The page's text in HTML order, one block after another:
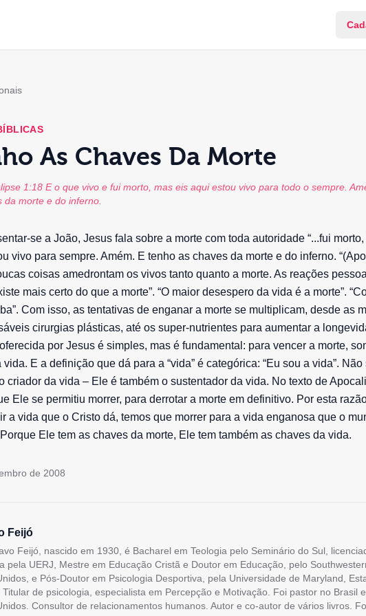
As Chaves Da Morte
1:18 E o que vivo e fui morto, mas eis aqui estou vivo para todo o sempre.
da morte e do inferno.
se a João, Jesus fala sobre a morte com toda autoridade “...fui
vivo para sempre. Amém. E tenho as chaves da morte e do inferno.
coisas amedrontam os vivos tanto quanto a morte. As reações
mais certo do que a morte”. “O maior desespero da vida é a morte”.
Com isso, as tentativas de enganar a morte se multiplicam, desde as
cirurgias plásticas, até os super-nutrientes para aumentar a
por Jesus é simples, mas é fundamental: para vencer a morte,
vida. E a definição que dá para a “vida” é categórica: “Eu sou a vida”.
criador da vida – Ele é também o sustentador da vida. No texto de
Ele se permitiu morrer, para derrotar a morte em definitivo. Por esta
a vida que o Cristo dá, temos que morrer para a vida enganosa que o
Ele tem as chaves da morte, Ele tem também as chaves da vida.
de 2008
Feijó
Feijó, nascido em 1930, é Bacharel em Teologia pelo Seminário do Sul,
pela UERJ, Mestre em Educação Cristã e Doutor em Educação, pelo
e Pós-Doutor em Psicologia Desportiva, pela Universidade de Maryland,
Titular de psicologia, especialista em Percepção e Motivação. Foi pastor no Brasil
Consultor de relacionamentos humanos. Autor e co-autor de vários livros.